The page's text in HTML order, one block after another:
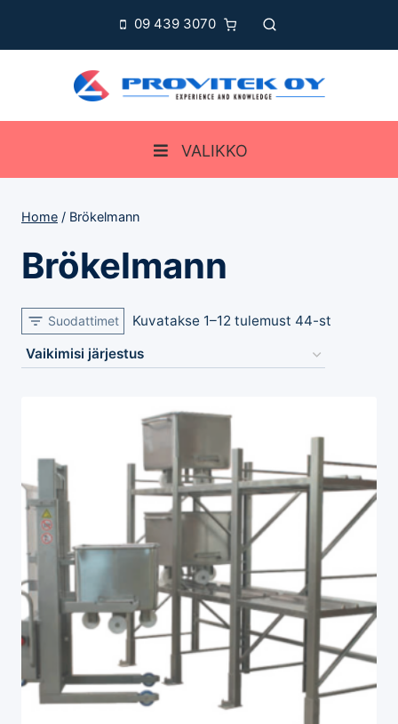
09 439 3070
VALIKKO
Home / Brökelmann
Brökelmann
Suodattimet Kuvatakse 1–12 tulemust 44-st